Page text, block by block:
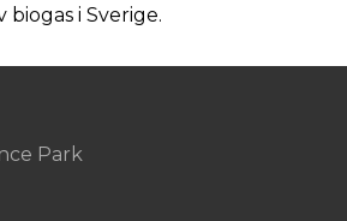
i Sverige.
Park